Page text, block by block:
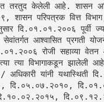
तरतुद केलेली आहे. शासन
शासन परिपत्रक वित्त
दि.०१.०१.२००६ पूर्वी
सेवांतर्गत आश्वासित प्रगती
रोजी सहाव्या वेतन
त्या त्या विभागाकडून झालेली
/ अधिकारी यांनी
दि.०५.०७.२०१०,